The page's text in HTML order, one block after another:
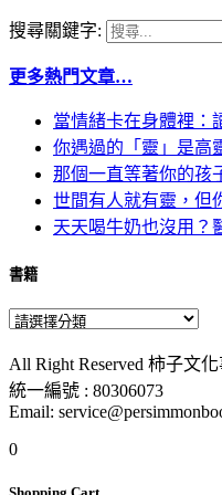
搜尋關鍵字:
更多熱門文章…
當情緒卡在身體裡：
你遇過的「靈」是高
那個一直等著你的孩
世間有人就有靈，但
天天喝牛奶也沒用？
書籍
All Right Reserved 柿子文
統一編號 : 80306073
Email:
0